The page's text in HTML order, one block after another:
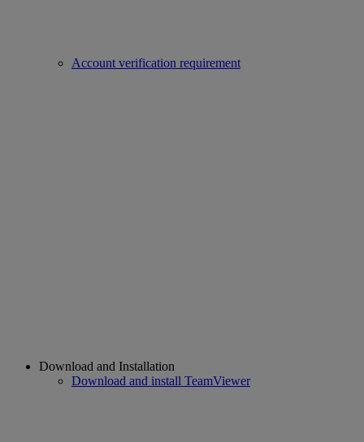
Account verification requirement
Download and Installation
Download and install TeamViewer